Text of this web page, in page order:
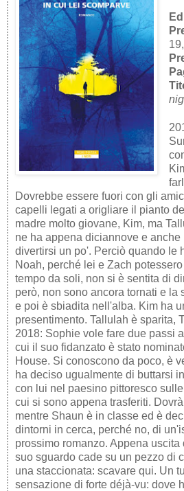
Dovrebbe essere fuori con gli
capelli legati a origliare il pianto
madre molto giovane, Kim, ma
ne ha appena diciannove e anche
divertirsi un po'. Perciò quando le
Noah, perché lei e Zach
tempo da soli, non si è sentita di
però, non sono ancora tornati e la
e poi è sbiadita nell'alba. Kim ha
presentimento. Tallulah è sparita,
2018: Sophie vole fare due passi
cui il suo fidanzato è stato
House. Si conoscono da poco, è
ha deciso ugualmente di buttarsi
con lui nel paesino pittoresco
cui si sono appena trasferiti.
mentre Shaun è in classe ed è
dintorni in cerca, perché no, di
prossimo romanzo. Appena uscita
suo sguardo cade su un pezzo di
una staccionata: scavare qui. Un
sensazione di forte déjà-vu: dove